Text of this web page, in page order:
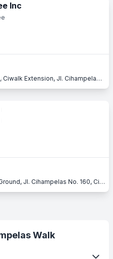
Inc
Cihampelas Walk, Lantai Ground, Ciwalk Extension, Jl. Cihampelas No. 160, Cihampelas, Bandung, Jawa Barat
Cihampelas Walk, Lantai Lower Ground, Jl. Cihampelas No. 160, Cihampelas, Bandung, Jawa Barat
Walk